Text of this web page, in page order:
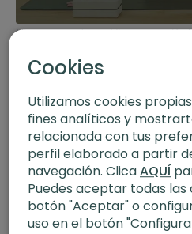
Libera tus caderas. Vinyasa con
Cookies
Utilizamos cookies
fines analíticos y
relacionada con tus
perfil elaborado a partir
navegación. ClicaAQUÍ
Puedes aceptar todas las
botón "Aceptar" o
uso en el botón